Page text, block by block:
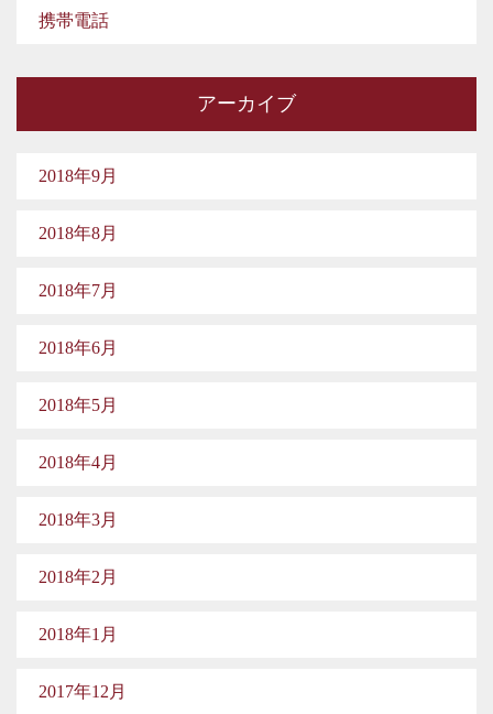
携帯電話
アーカイブ
2018年9月
2018年8月
2018年7月
2018年6月
2018年5月
2018年4月
2018年3月
2018年2月
2018年1月
2017年12月